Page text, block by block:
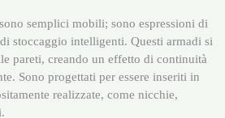
semplici mobili; sono espressioni di
stoccaggio intelligenti. Questi armadi si
pareti, creando un effetto di continuità
Sono progettati per essere inseriti in
realizzate, come nicchie,